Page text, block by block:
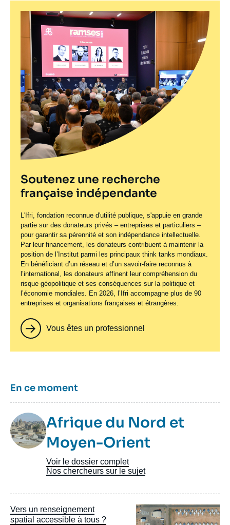
Soutenez une recherche
française indépendante
L'Ifri, fondation reconnue d'utilité publique, s'appuie en grande
partie sur des donateurs privés – entreprises et particuliers –
pour garantir sa pérennité et son indépendance intellectuelle.
Par leur financement, les donateurs contribuent à maintenir la
position de l’Institut parmi les principaux think tanks mondiaux.
En bénéficiant d’un réseau et d’un savoir-faire reconnus à
l’international, les donateurs affinent leur compréhension du
risque géopolitique et ses conséquences sur la politique et
l’économie mondiales. En 2026, l’Ifri accompagne plus de 90
entreprises et organisations françaises et étrangères.
Vous êtes un professionnel
Titre
En ce moment
Image
TaxonomieAfrique du Nord et
Moyen-Orient
Voir le dossier complet
Nos chercheurs sur le sujet
Vers un renseignement
spatial accessible à tous ?
Image
principale